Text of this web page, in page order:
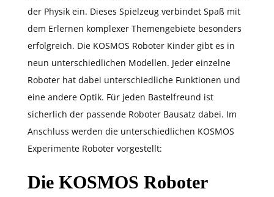
der Physik ein. Dieses Spielzeug verbindet Spaß mit
dem Erlernen komplexer Themengebiete besonders
erfolgreich. Die KOSMOS Roboter Kinder gibt es in
neun unterschiedlichen Modellen. Jeder einzelne
Roboter hat dabei unterschiedliche Funktionen und
eine andere Optik. Für jeden Bastelfreund ist
sicherlich der passende Roboter Bausatz dabei. Im
Anschluss werden die unterschiedlichen KOSMOS
Experimente Roboter vorgestellt:
Die KOSMOS Roboter